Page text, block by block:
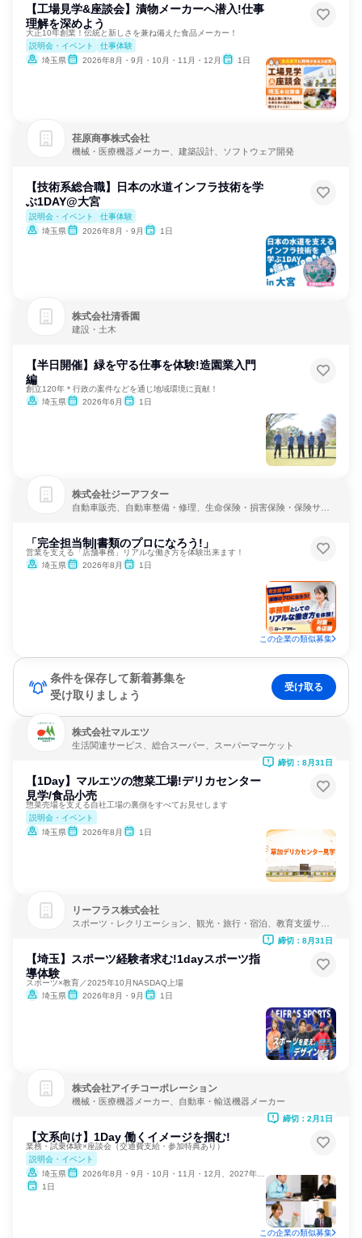
【工場見学&座談会】漬物メーカーへ潜入!仕事
理解を深めよう
大正10年創業！伝統と新しさを兼ね備えた食品メーカー！
説明会・イベント
仕事体験
埼玉県
2026年8月・9月・10月・11月・12月 1日
荏原商事株式会社
機械・医療機器メーカー、建築設計、ソフトウェア開発
【技術系総合職】日本の水道インフラ技術を学
ぶ1DAY@大宮
説明会・イベント
仕事体験
埼玉県
2026年8月・9月 1日
株式会社清香園
建設・土木
【半日開催】緑を守る仕事を体験!造園業入門
編
創立120年＊行政の案件などを通じ地域環境に貢献！
埼玉県
2026年6月 1日
株式会社ジーアフター
自動車販売、自動車整備・修理、生命保険・損害保険・保険サー
「完全担当制|書類のプロになろう!」
営業を支える「店舗事務」リアルな働き方を体験出来ます！
埼玉県
2026年8月 1日
この企業の類似募集
条件を保存して新着募集を
受け取りましょう
受け取る
株式会社マルエツ
生活関連サービス、総合スーパー、スーパーマーケット
【1Day】マルエツの惣菜工場!デリカセンター
見学/食品小売
惣菜売場を支える自社工場の裏側をすべてお見せします
説明会・イベント
埼玉県
2026年8月 1日
締切：8月31日
リーフラス株式会社
スポーツ・レクリエーション、観光・旅行・宿泊、教育支援サー
【埼玉】スポーツ経験者求む!1dayスポーツ指
導体験
スポーツ×教育／2025年10月NASDAQ上場
埼玉県
2026年8月・9月 1日
締切：8月31日
株式会社アイチコーポレーション
機械・医療機器メーカー、自動車・輸送機器メーカー
【文系向け】1Day 働くイメージを掴む!
業務・試乗体験×座談会（交通費支給・参加特典あり）
説明会・イベント
埼玉県
2026年8月・9月・10月・11月・12月、2027年1月・2月
1日
締切：2月1日
この企業の類似募集